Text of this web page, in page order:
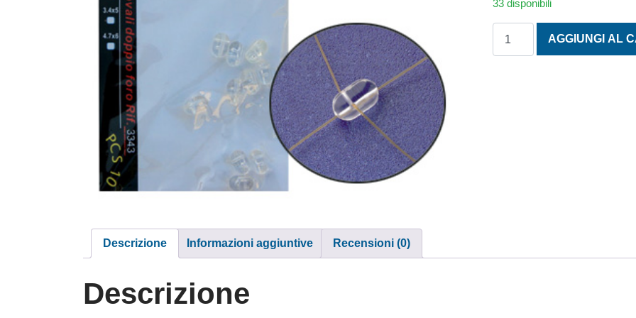
33 disponibili
AGGIUNGI AL
Descrizione Informazioni aggiuntive Recensioni (0)
Descrizione